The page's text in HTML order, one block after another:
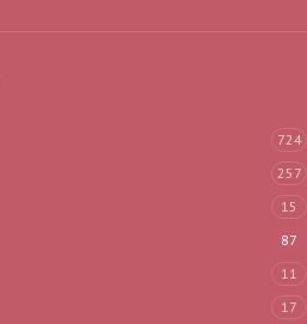
724
257
15
87
11
17